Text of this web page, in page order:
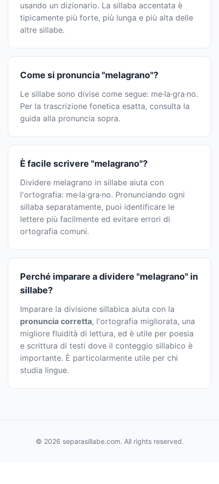
usando un dizionario. La sillaba accentata è
tipicamente più forte, più lunga e più alta delle
altre sillabe.
Come si pronuncia "melagrano"?
Le sillabe sono divise come segue: me·la·gra·no.
Per la trascrizione fonetica esatta, consulta la
guida alla pronuncia sopra.
È facile scrivere "melagrano"?
Dividere melagrano in sillabe aiuta con
l'ortografia: me·la·gra·no. Pronunciando ogni
sillaba separatamente, puoi identificare le
lettere più facilmente ed evitare errori di
ortografia comuni.
Perché imparare a dividere "melagrano" in
sillabe?
Imparare la divisione sillabica aiuta con la
pronuncia corretta, l'ortografia migliorata, una
migliore fluidità di lettura, ed è utile per poesia
e scrittura di testi dove il conteggio sillabico è
importante. È particolarmente utile per chi
studia lingue.
© 2026 separasillabe.com. All rights reserved.